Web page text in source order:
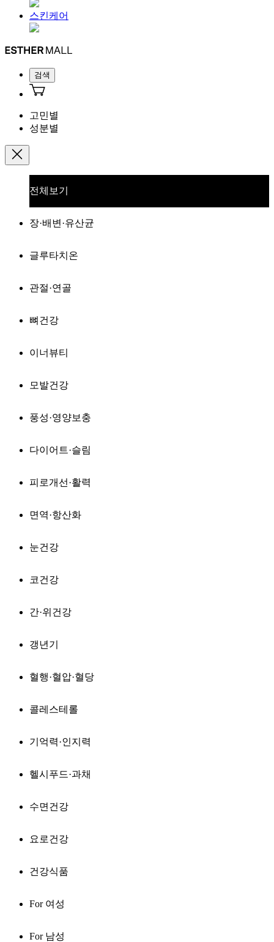
스킨케어
검색
고민별
성분별
전체보기
장·배변·유산균
글루타치온
관절·연골
뼈건강
이너뷰티
모발건강
풍성·영양보충
다이어트·슬림
피로개선·활력
면역·항산화
눈건강
코건강
간·위건강
갱년기
혈행·혈압·혈당
콜레스테롤
기억력·인지력
헬시푸드·과채
수면건강
요로건강
건강식품
For 여성
For 남성